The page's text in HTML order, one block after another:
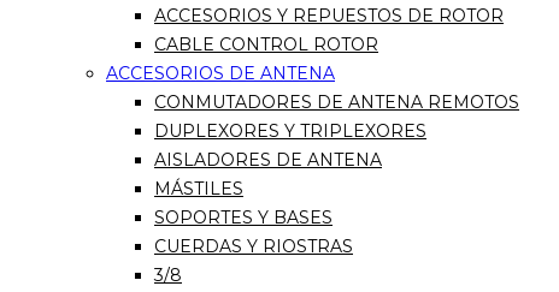
ACCESORIOS Y REPUESTOS DE ROTOR
CABLE CONTROL ROTOR
ACCESORIOS DE ANTENA
CONMUTADORES DE ANTENA REMOTOS
DUPLEXORES Y TRIPLEXORES
AISLADORES DE ANTENA
MÁSTILES
SOPORTES Y BASES
CUERDAS Y RIOSTRAS
3/8